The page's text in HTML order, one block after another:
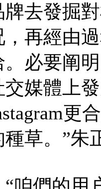
牌去發掘
再經由
必要阐
媒體上
更
草。”朱